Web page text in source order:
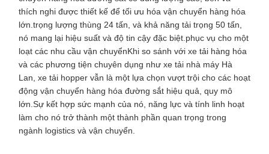
thích nghi được thiết kế để tối ưu hóa vận chuyển hàng hóa
lớn.trọng lượng thùng 24 tấn, và khả năng tải trọng 50 tấn,
nó mang lại hiệu suất và độ tin cậy đặc biệt.phục vụ cho một
loạt các nhu cầu vận chuyểnKhi so sánh với xe tải hàng hóa
và các phương tiện chuyên dụng như xe tải nhà máy Hà
Lan, xe tải hopper vẫn là một lựa chọn vượt trội cho các hoạt
động vận chuyển hàng hóa đường sắt hiệu quả, quy mô
lớn.Sự kết hợp sức mạnh của nó, năng lực và tính linh hoạt
làm cho nó trở thành một thành phần quan trọng trong
ngành logistics và vận chuyển.